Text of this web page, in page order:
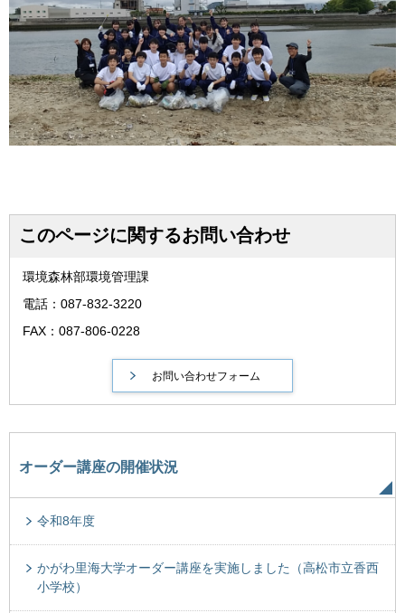
このページに関するお問い合わせ
環境森林部環境管理課
電話：087-832-3220
FAX：087-806-0228
オーダー講座の開催状況
令和8年度
かがわ里海大学オーダー講座を実施しました（高松市立香西
小学校）